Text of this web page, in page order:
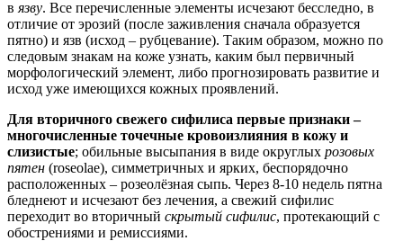
в язву. Все перечисленные элементы исчезают бесследно, в
отличие от эрозий (после заживления сначала образуется
пятно) и язв (исход – рубцевание). Таким образом, можно по
следовым знакам на коже узнать, каким был первичный
морфологический элемент, либо прогнозировать развитие и
исход уже имеющихся кожных проявлений.
Для вторичного свежего сифилиса первые признаки –
многочисленные точечные кровоизлияния в кожу и
слизистые; обильные высыпания в виде округлых розовых
пятен (roseolaе), симметричных и ярких, беспорядочно
расположенных – розеолёзная сыпь. Через 8-10 недель пятна
бледнеют и исчезают без лечения, а свежий сифилис
переходит во вторичный скрытый сифилис, протекающий с
обострениями и ремиссиями.